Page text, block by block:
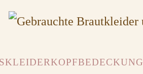
KOPFBEDECKUNG